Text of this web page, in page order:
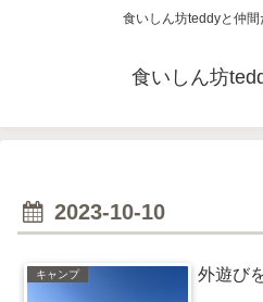
食いしん坊teddyと仲
食いしん坊
2023-10-10
キャンプ 外遊び